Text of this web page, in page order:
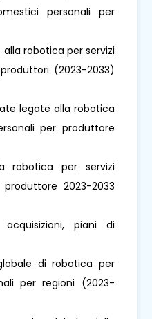
personali per
alla robotica per servizi
(2023-2033)
legate alla robotica
per produttore
robotica per servizi
2023-2033
piani di
di robotica per
per regioni (2023-